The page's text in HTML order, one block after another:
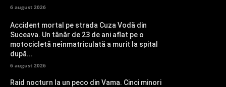
6 august 2026
Accident mortal pe strada Cuza Vodă din
Suceava. Un tânăr de 23 de ani aflat pe o
motocicletă neînmatriculată a murit la spital
după...
6 august 2026
Raid nocturn la un peco din Vama. Cinci minori